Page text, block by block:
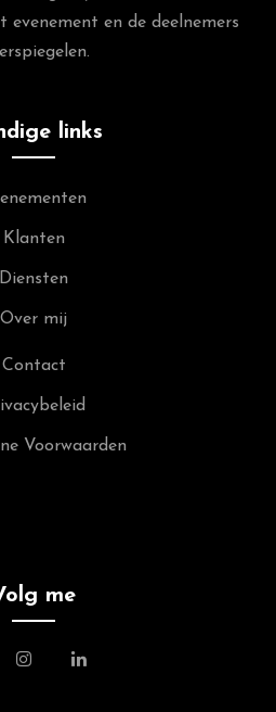
evenement en de deelnemers
links
Klanten
Diensten
Over mij
Contact
Voorwaarden
me